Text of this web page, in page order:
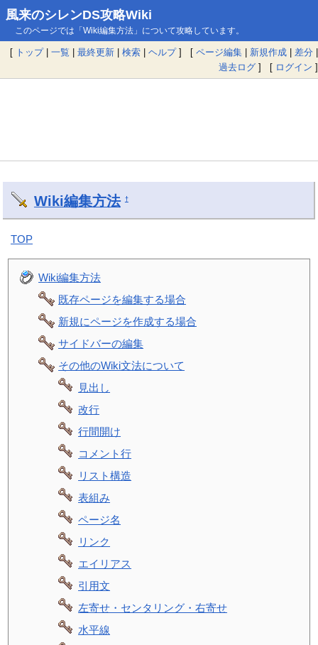
風来のシレンDS攻略Wiki
このページでは「Wiki編集方法」について攻略しています。
[ トップ| 一覧 | 最終更新 | 検索 | ヘルプ] [ ページ編集 | 新規作成 | 差分 |
過去ログ ] [ ログイン ]
Wiki編集方法 †
TOP
Wiki編集方法
既存ページを編集する場合
新規にページを作成する場合
サイドバーの編集
その他のWiki文法について
見出し
改行
行間開け
コメント行
リスト構造
表組み
ページ名
リンク
エイリアス
引用文
左寄せ・センタリング・右寄せ
水平線